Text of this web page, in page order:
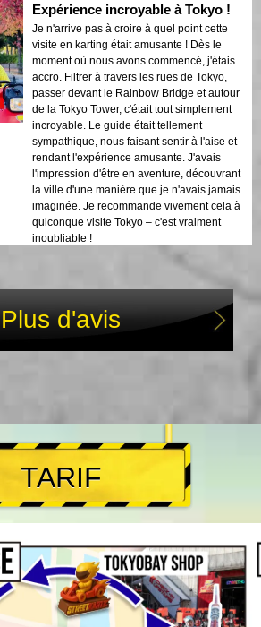
Expérience incroyable à Tokyo !
Je n'arrive pas à croire à quel point cette
visite en karting était amusante ! Dès le
moment où nous avons commencé, j'étais
accro. Filtrer à travers les rues de Tokyo,
passer devant le Rainbow Bridge et autour
de la Tokyo Tower, c'était tout simplement
incroyable. Le guide était tellement
sympathique, nous faisant sentir à l'aise et
rendant l'expérience amusante. J'avais
l'impression d'être en aventure, découvrant
la ville d'une manière que je n'avais jamais
imaginée. Je recommande vivement cela à
quiconque visite Tokyo – c'est vraiment
inoubliable !
Plus d'avis
TARIF